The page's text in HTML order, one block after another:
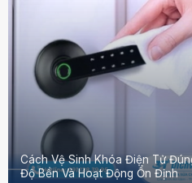
Cách Vệ Sinh Khóa Điện Tử
Độ Bền Và Hoạt Động Ổn Định